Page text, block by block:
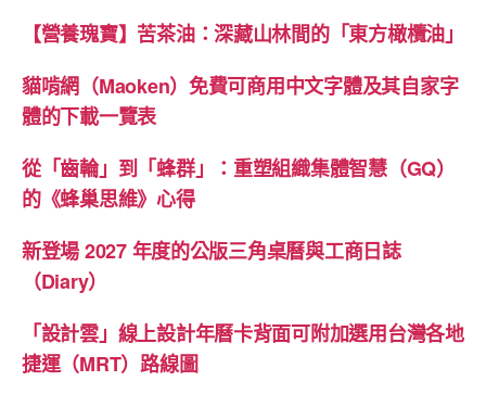
【營養瑰寶】苦茶油：深藏山林間的「東方橄欖油」
貓啃網（Maoken）免費可商用中文字體及其自家字
體的下載一覽表
從「齒輪」到「蜂群」：重塑組織集體智慧（GQ）
的《蜂巢思維》心得
新登場 2027 年度的公版三角桌曆與工商日誌
（Diary）
「設計雲」線上設計年曆卡背面可附加選用台灣各地
捷運（MRT）路線圖